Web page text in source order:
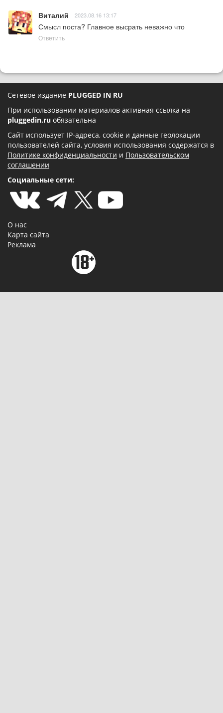
Виталий 2023.08.16 13:17
Смысл поста? Главное высрать неважно что
Ответить
Сетевое издание PLUGGED IN RU
При использовании материалов активная ссылка на
pluggedin.ru обязательна
Сайт использует IP-адреса, cookie и данные геолокации
пользователей сайта, условия использования содержатся в
Политике конфиденциальности и Пользовательском
соглашении
Социальные сети:
О нас
Карта сайта
Реклама